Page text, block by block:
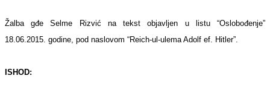
Žalba gđe Selme Rizvić na tekst objavljen u listu “Oslobođenje”
18.06.2015. godine, pod naslovom “Reich-ul-ulema Adolf ef. Hitler”.
ISHOD: